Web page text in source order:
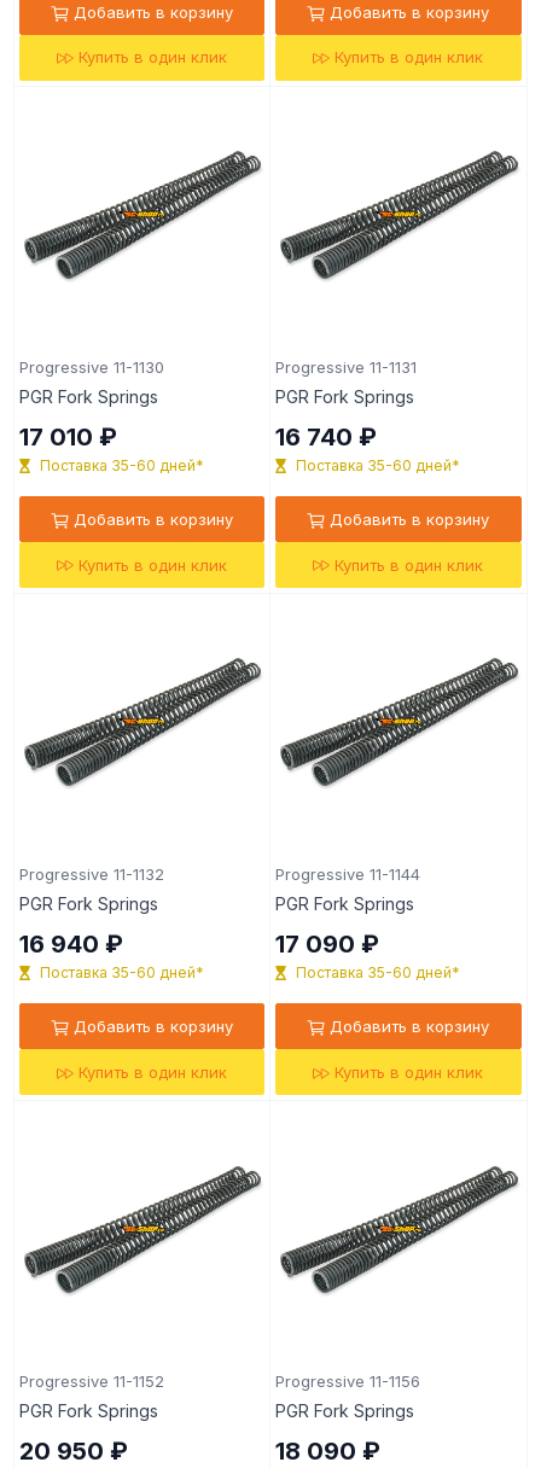
Добавить в корзину
Купить в один клик
Добавить в корзину
Купить в один клик
Progressive 11-1130
PGR Fork Springs
17 010 ₽
Поставка 35-60 дней*
Добавить в корзину
Купить в один клик
Progressive 11-1131
PGR Fork Springs
16 740 ₽
Поставка 35-60 дней*
Добавить в корзину
Купить в один клик
Progressive 11-1132
PGR Fork Springs
16 940 ₽
Поставка 35-60 дней*
Добавить в корзину
Купить в один клик
Progressive 11-1144
PGR Fork Springs
17 090 ₽
Поставка 35-60 дней*
Добавить в корзину
Купить в один клик
Progressive 11-1152
PGR Fork Springs
20 950 ₽
Progressive 11-1156
PGR Fork Springs
18 090 ₽